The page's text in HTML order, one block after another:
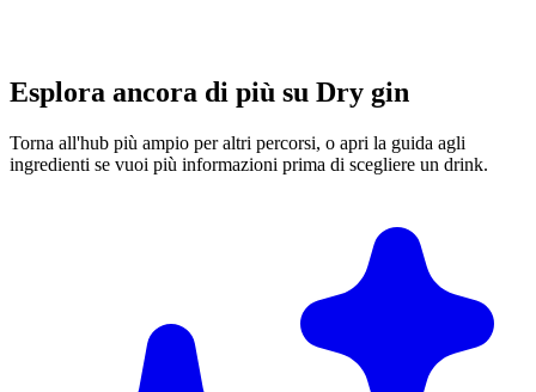
Esplora ancora di più su Dry gin
Torna all'hub più ampio per altri percorsi, o apri la guida agli
ingredienti se vuoi più informazioni prima di scegliere un drink.